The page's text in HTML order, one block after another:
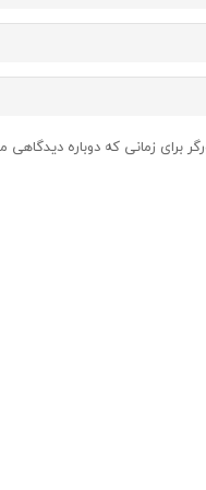
برای زمانی که دوباره